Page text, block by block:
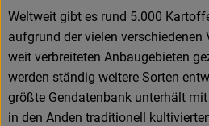
Weltweit gibt es rund 5.000
aufgrund der vielen verschiedenen
weit verbreiteten Anbaugebieten
werden ständig weitere Sorten
größte Gendatenbank unterhält
in den Anden traditionell